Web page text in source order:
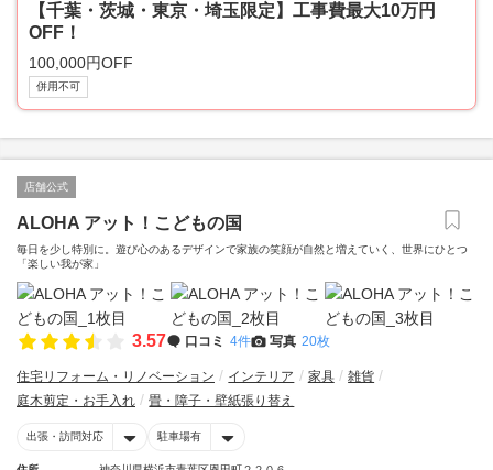
【千葉・茨城・東京・埼玉限定】工事費最大10万円
OFF！
100,000円OFF
併用不可
店舗公式
ALOHA アット！こどもの国
毎日を少し特別に。遊び心のあるデザインで家族の笑顔が自然と増えていく、世界にひとつ
「楽しい我が家」
3.57 口コミ 4件 写真 20枚
住宅リフォーム・リノベーション インテリア 家具
雑貨
庭木剪定・お手入れ
畳・障子・壁紙張り替え
出張・訪問対応 駐車場有